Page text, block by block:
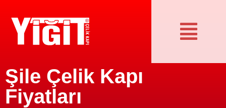
Şile Çelik Kapı
Fiyatları